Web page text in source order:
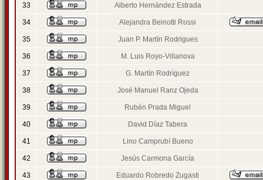
33 Alberto Hernández Estrada
34 Alejandra Beinotti Rossi
35 Juan P. Martín Rodrigues
36 M. Luis Royo-Villanova
37 G. Martín Rodríguez
38 José Manuel Ranz Ojeda
39 Rubén Prada Miguel
40 David Díaz Tabera
41 Lino Camprubí Bueno
42 Jesús Carmona García
43 Eduardo Robredo Zugasti